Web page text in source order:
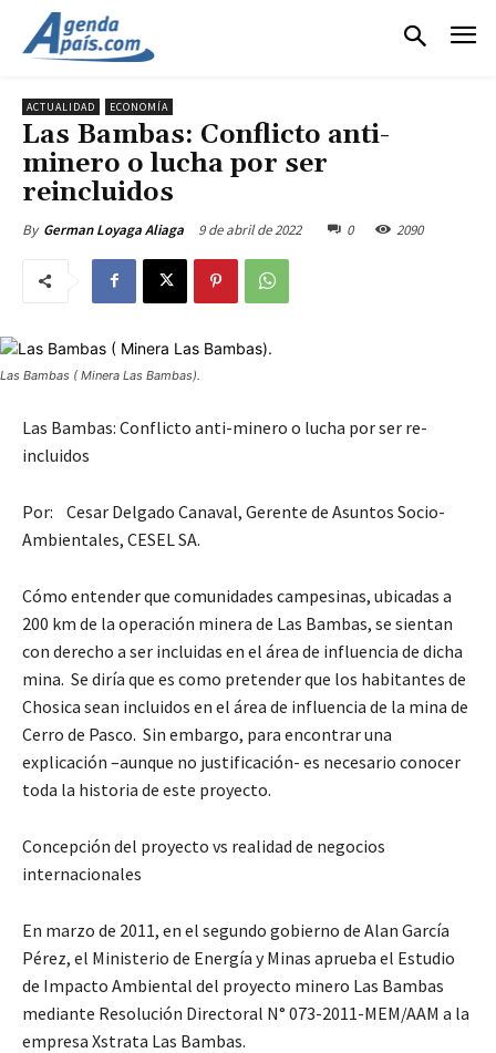
ACTUALIDAD ECONOMÍA
Las Bambas: Conflicto anti-
minero o lucha por ser
reincluidos
By German Loyaga Aliaga 9 de abril de 2022 0 2090
Las Bambas ( Minera Las Bambas).
Las Bambas: Conflicto anti-minero o lucha por ser re-
incluidos
Por: Cesar Delgado Canaval, Gerente de Asuntos Socio-
Ambientales, CESEL SA.
Cómo entender que comunidades campesinas, ubicadas a
200 km de la operación minera de Las Bambas, se sientan
con derecho a ser incluidas en el área de influencia de dicha
mina. Se diría que es como pretender que los habitantes de
Chosica sean incluidos en el área de influencia de la mina de
Cerro de Pasco. Sin embargo, para encontrar una
explicación –aunque no justificación- es necesario conocer
toda la historia de este proyecto.
Concepción del proyecto vs realidad de negocios
internacionales
En marzo de 2011, en el segundo gobierno de Alan García
Pérez, el Ministerio de Energía y Minas aprueba el Estudio
de Impacto Ambiental del proyecto minero Las Bambas
mediante Resolución Directoral N° 073-2011-MEM/AAM a la
empresa Xstrata Las Bambas.